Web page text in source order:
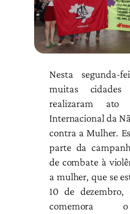
Nesta segunda-
muitas cidades
realizaram
Internacional da
contra a Mulher.
parte da
de combate à
a mulher, que se
10 de dezembro,
comemora